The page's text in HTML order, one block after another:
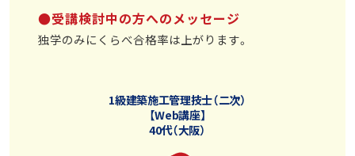
●受講検討中の方へのメッセージ
独学のみにくらべ合格率は上がります。
1級建築施工管理技士（二次）
【Web講座】
40代（大阪）